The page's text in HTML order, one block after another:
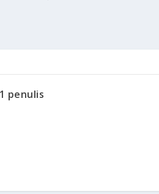
penulis